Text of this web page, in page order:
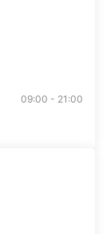
09:00 - 21:00